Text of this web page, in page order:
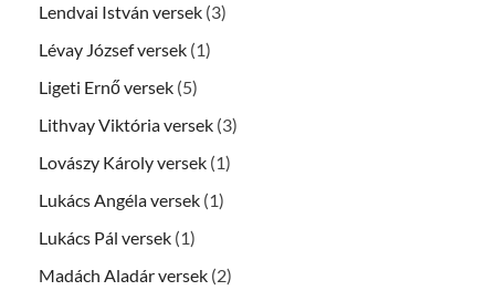
Lendvai István versek (3)
Lévay József versek (1)
Ligeti Ernő versek (5)
Lithvay Viktória versek (3)
Lovászy Károly versek (1)
Lukács Angéla versek (1)
Lukács Pál versek (1)
Madách Aladár versek (2)